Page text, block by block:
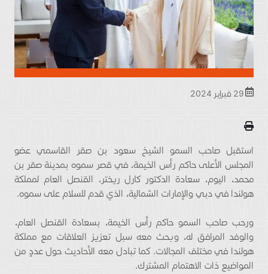
استقبل صاحب السمو الشيخ سعود بن صقر القاسمي عضو
المجلس الأعلى حاكم رأس الخيمة، في قصر سموه بمدينة صقر بن
محمد، اليوم، سعادة الدكتور كارل ريختر، القنصل العام لمملكة
هولندا في دبي والإمارات الشمالية، الذي قدم للسلام على سموه.
ورحب صاحب السمو حاكم رأس الخيمة، بسعادة القنصل العام،
والوفد المرافق له، وبحث معه سبل تعزيز العلاقات مع مملكة
هولندا في مختلف المجالات. كما تبادل معه الأحاديث حول عددٍ من
المواضيع ذات الاهتمام المشترك.